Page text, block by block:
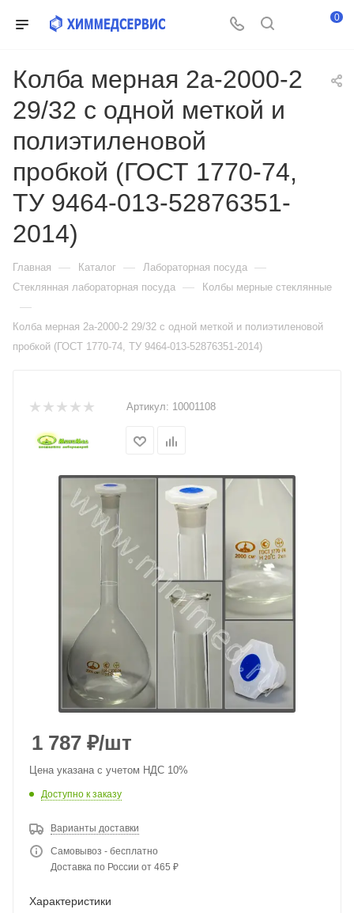
0
Колба мерная 2а-2000-2
29/32 с одной меткой и
полиэтиленовой
пробкой (ГОСТ 1770-74,
ТУ 9464-013-52876351-
2014)
Главная — Каталог — Лабораторная посуда —
Стеклянная лабораторная посуда — Колбы мерные стеклянные
—
Колба мерная 2а-2000-2 29/32 с одной меткой и полиэтиленовой
пробкой (ГОСТ 1770-74, ТУ 9464-013-52876351-2014)
Артикул: 10001108
1 787 ₽/шт
Цена указана с учетом НДС 10%
Доступно к заказу
Варианты доставки
Самовывоз - бесплатно
Доставка по России от 465 ₽
Характеристики